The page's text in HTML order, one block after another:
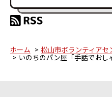
ホーム 松山市ボランティアセ
いのちのパン屋「手話でおし